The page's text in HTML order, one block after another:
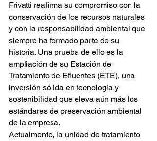
Frivatti reafirma su compromiso con la
conservación de los recursos naturales
y con la responsabilidad ambiental que
siempre ha formado parte de su
historia. Una prueba de ello es la
ampliación de su Estación de
Tratamiento de Efluentes (ETE), una
inversión sólida en tecnología y
sostenibilidad que eleva aún más los
estándares de preservación ambiental
de la empresa.
Actualmente, la unidad de tratamiento